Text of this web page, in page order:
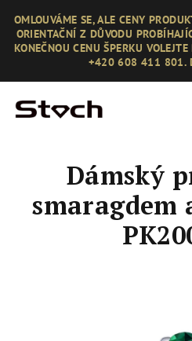
obsah
OMLOUVÁME SE, ALE CENY
ORIENTAČNÍ Z DŮVODU
KONEČNOU CENU ŠPERKU
+420 608 411 801.
Dámský